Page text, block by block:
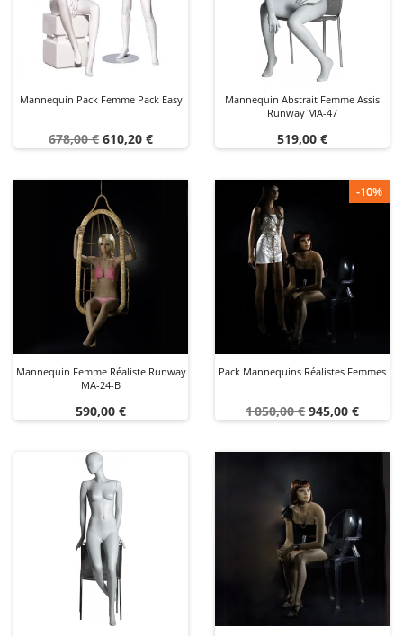
Mannequin Pack Femme Pack Easy
Prix
678,00 € Prix
610,20 €
Mannequin Abstrait Femme Assis
Runway MA-47
Prix
519,00 €
Mannequin Femme Réaliste Runway
MA-24-B
Prix
590,00 €
-10%
Pack Mannequins Réalistes Femmes
Prix
1 050,00 € Prix
945,00 €